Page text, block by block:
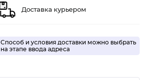
Доставка курьером
Способ и условия доставки можно выбрать
на этапе ввода адреса